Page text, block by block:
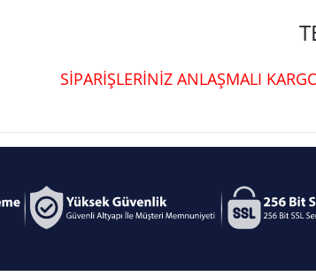
SİPARİŞLERİNİZ ANLAŞMALI